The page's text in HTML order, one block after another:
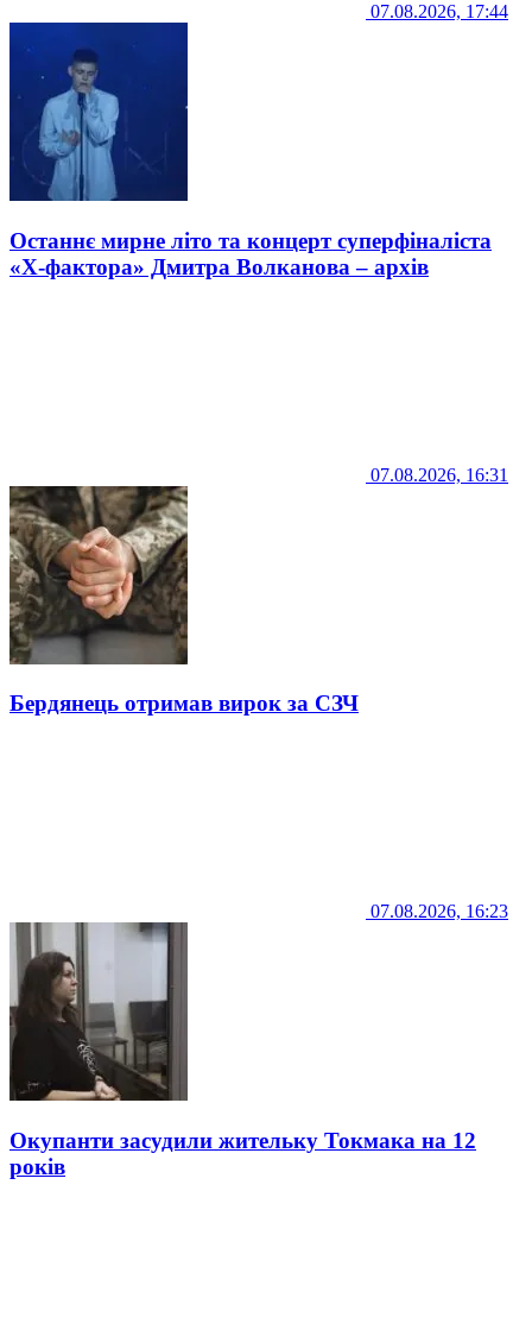
07.08.2026, 17:44
Останнє мирне літо та концерт суперфіналіста
«Х-фактора» Дмитра Волканова – архів
07.08.2026, 16:31
Бердянець отримав вирок за СЗЧ
07.08.2026, 16:23
Окупанти засудили жительку Токмака на 12
років